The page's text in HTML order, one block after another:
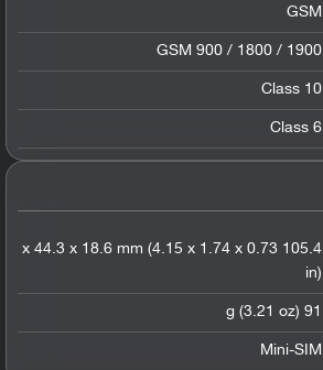
GSM
GSM 900 / 1800 / 1900
Class 10
Class 6
105.4 x 44.3 x 18.6 mm (4.15 x 1.74 x 0.73
in)
91 g (3.21 oz)
Mini-SIM